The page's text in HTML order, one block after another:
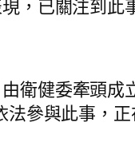
，已關注到此
由衛健委牽頭成
參與此事，正